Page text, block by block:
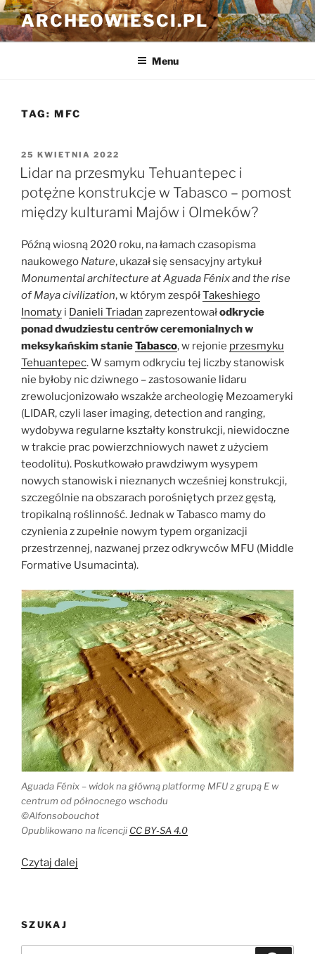
Przejdź
do
treści
ARCHEOWIESCI.PL
Menu
TAG: MFC
OPUBLIKOWANE
W
25 KWIETNIA 2022
Lidar na przesmyku Tehuantepec i
potężne konstrukcje w Tabasco – pomost
między kulturami Majów i Olmeków?
Późną wiosną 2020 roku, na łamach czasopisma
naukowego Nature, ukazał się sensacyjny artykuł
Monumental architecture at Aguada Fénix and the rise
of Maya civilization, w którym zespółTakeshiego
Inomaty i Danieli Triadan zaprezentowałodkrycie
ponad dwudziestu centrów ceremonialnych w
meksykańskim stanieTabasco, w rejonie przesmyku
Tehuantepec. W samym odkryciu tej liczby stanowisk
nie byłoby nic dziwnego – zastosowanie lidaru
zrewolucjonizowało wszakże archeologię Mezoameryki
(LIDAR, czyli laser imaging, detection and ranging,
wydobywa regularne kształty konstrukcji, niewidoczne
w trakcie prac powierzchniowych nawet z użyciem
teodolitu). Poskutkowało prawdziwym wysypem
nowych stanowisk i nieznanych wcześniej konstrukcji,
szczególnie na obszarach porośniętych przez gęstą,
tropikalną roślinność. Jednak w Tabasco mamy do
czynienia z zupełnie nowym typem organizacji
przestrzennej, nazwanej przez odkrywców MFU (Middle
Formative Usumacinta).
Aguada Fénix – widok na główną platformę MFU z grupą E w
centrum od północnego wschodu
©Alfonsobouchot
Opublikowano na licencji CC BY-SA 4.0
Czytaj dalej
potężne
SZUKAJ